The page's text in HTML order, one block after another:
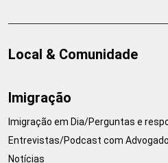
Local & Comunidade
Imigração
Imigração em Dia/Perguntas e
Entrevistas/Podcast com
Notícias